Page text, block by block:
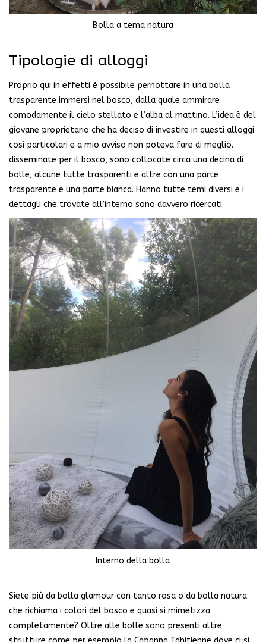
Bolla a tema natura
Tipologie di alloggi
Proprio qui in effetti è possibile pernottare in una bolla
trasparente immersi nel bosco, dalla quale ammirare
comodamente il cielo stellato e l’alba al mattino. L’idea è del
giovane proprietario che ha deciso di investire in questi alloggi
così particolari e a mio avviso non poteva fare di meglio.
disseminate per il bosco, sono collocate circa una decina di
bolle, alcune tutte trasparenti e altre con una parte
trasparente e una parte bianca. Hanno tutte temi diversi e i
dettagli che trovate all’interno sono davvero ricercati.
Interno della bolla
Siete più da bolla glamour con tanto rosa o da bolla natura
che richiama i colori del bosco e quasi si mimetizza
completamente? Oltre alle bolle sono presenti altre